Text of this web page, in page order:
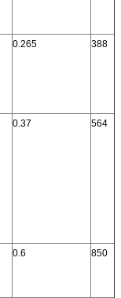
0.265 388
0.37 564
0.6 850